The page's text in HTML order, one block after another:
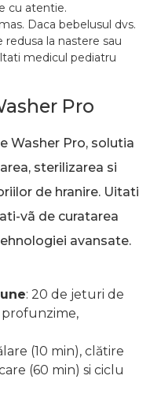
cu atentie.
Daca bebelusul dvs.
la nastere sau
medicul pediatru
Pro
Washer Pro, solutia
sterilizarea si
de hranire. Uitati
vã de curatarea
avansate.
: 20 de jeturi de
profunzime,
(10 min), clătire
(60 min) si ciclu